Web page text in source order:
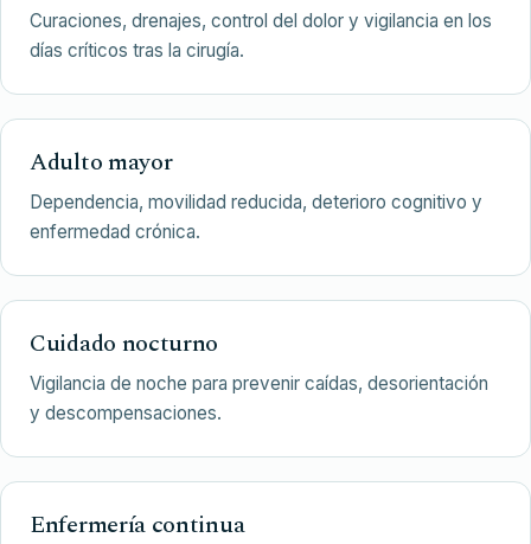
Curaciones, drenajes, control del dolor y vigilancia en los
días críticos tras la cirugía.
Adulto mayor
Dependencia, movilidad reducida, deterioro cognitivo y
enfermedad crónica.
Cuidado nocturno
Vigilancia de noche para prevenir caídas, desorientación
y descompensaciones.
Enfermería continua